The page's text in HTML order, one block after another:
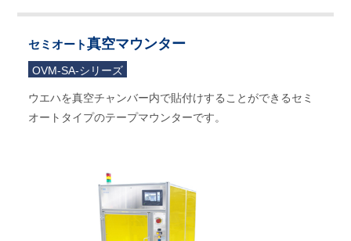
セミオート真空マウンター
OVM-SA-シリーズ
ウエハを真空チャンバー内で貼付けすることができるセミ
オートタイプのテープマウンターです。